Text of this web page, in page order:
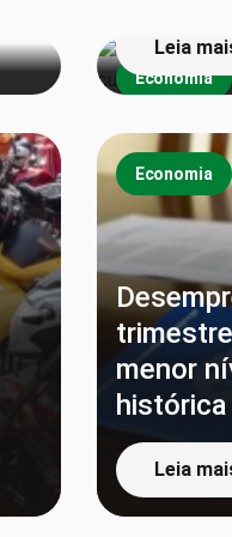
Economia
Leia
Economia
menor
histórica
Leia